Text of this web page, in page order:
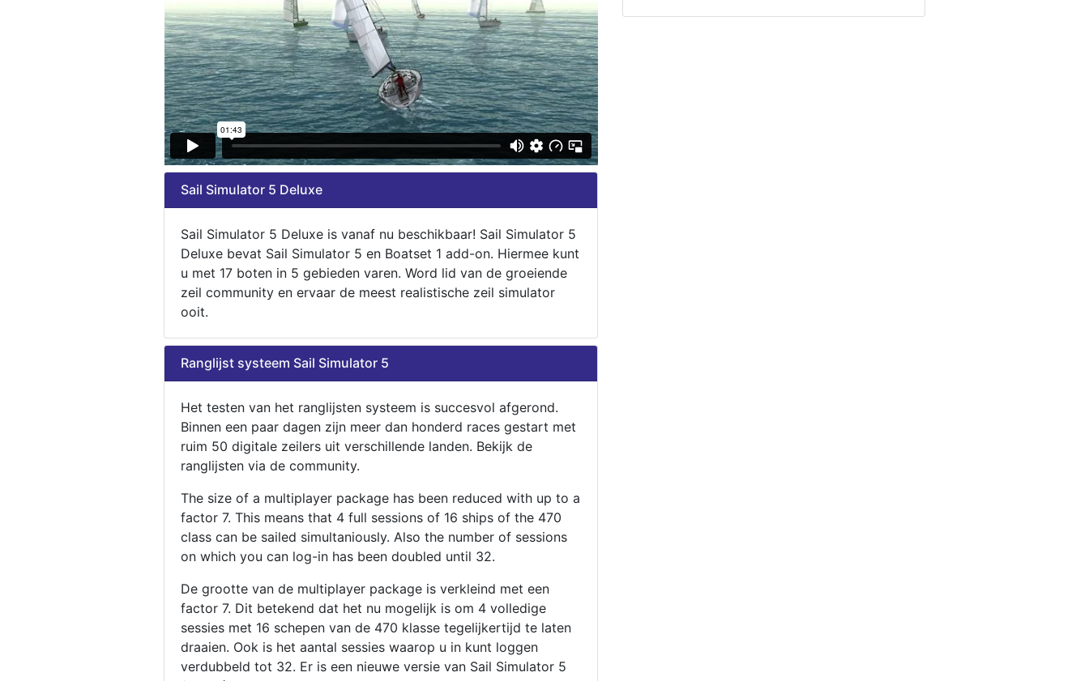
Sail Simulator 5 Deluxe
Sail Simulator 5 Deluxe is vanaf nu beschikbaar! Sail Simulator 5
Deluxe bevat Sail Simulator 5 en Boatset 1 add-on. Hiermee kunt
u met 17 boten in 5 gebieden varen. Word lid van de groeiende
zeil community en ervaar de meest realistische zeil simulator
ooit.
Ranglijst systeem Sail Simulator 5
Het testen van het ranglijsten systeem is succesvol afgerond.
Binnen een paar dagen zijn meer dan honderd races gestart met
ruim 50 digitale zeilers uit verschillende landen. Bekijk de
ranglijsten via de community.
The size of a multiplayer package has been reduced with up to a
factor 7. This means that 4 full sessions of 16 ships of the 470
class can be sailed simultaniously. Also the number of sessions
on which you can log-in has been doubled until 32.
De grootte van de multiplayer package is verkleind met een
factor 7. Dit betekend dat het nu mogelijk is om 4 volledige
sessies met 16 schepen van de 470 klasse tegelijkertijd te laten
draaien. Ook is het aantal sessies waarop u in kunt loggen
verdubbeld tot 32. Er is een nieuwe versie van Sail Simulator 5